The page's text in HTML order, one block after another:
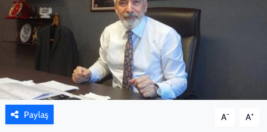
Paylaş A- A+
YAZARLAR